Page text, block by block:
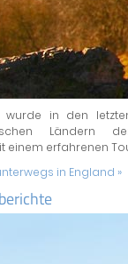
wurde in den
Ländern
einem erfahrenen
in England »